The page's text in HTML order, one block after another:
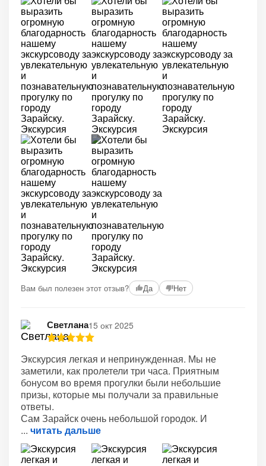
Вам был полезен этот отзыв? Да Нет
Светлана15 окт 2025
Экскурсия легкая и непринужденная. Мы не
заметили, как пролетели три часа. Приятным
бонусом во время прогулки были небольшие
призы, которые мы получали за правильные
ответы.
Сам Зарайск очень небольшой городок. И
читать дальше